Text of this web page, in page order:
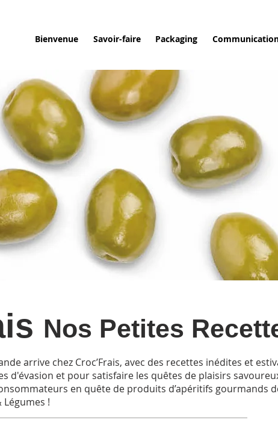
Bienvenue Savoir-faire Packaging
Nos Petites
arrive chez Croc’Frais, avec des recettes inédites et
d'évasion et pour satisfaire les quêtes de plaisirs
en quête de produits d’apéritifs gourmands
!